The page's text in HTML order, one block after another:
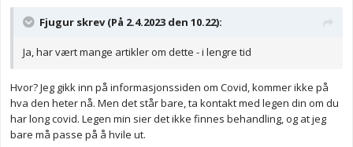
Fjugur skrev (På 2.4.2023 den 10.22):
Ja, har vært mange artikler om dette - i lengre tid
Hvor? Jeg gikk inn på informasjonssiden om Covid, kommer ikke på
hva den heter nå. Men det står bare, ta kontakt med legen din om du
har long covid. Legen min sier det ikke finnes behandling, og at jeg
bare må passe på å hvile ut.